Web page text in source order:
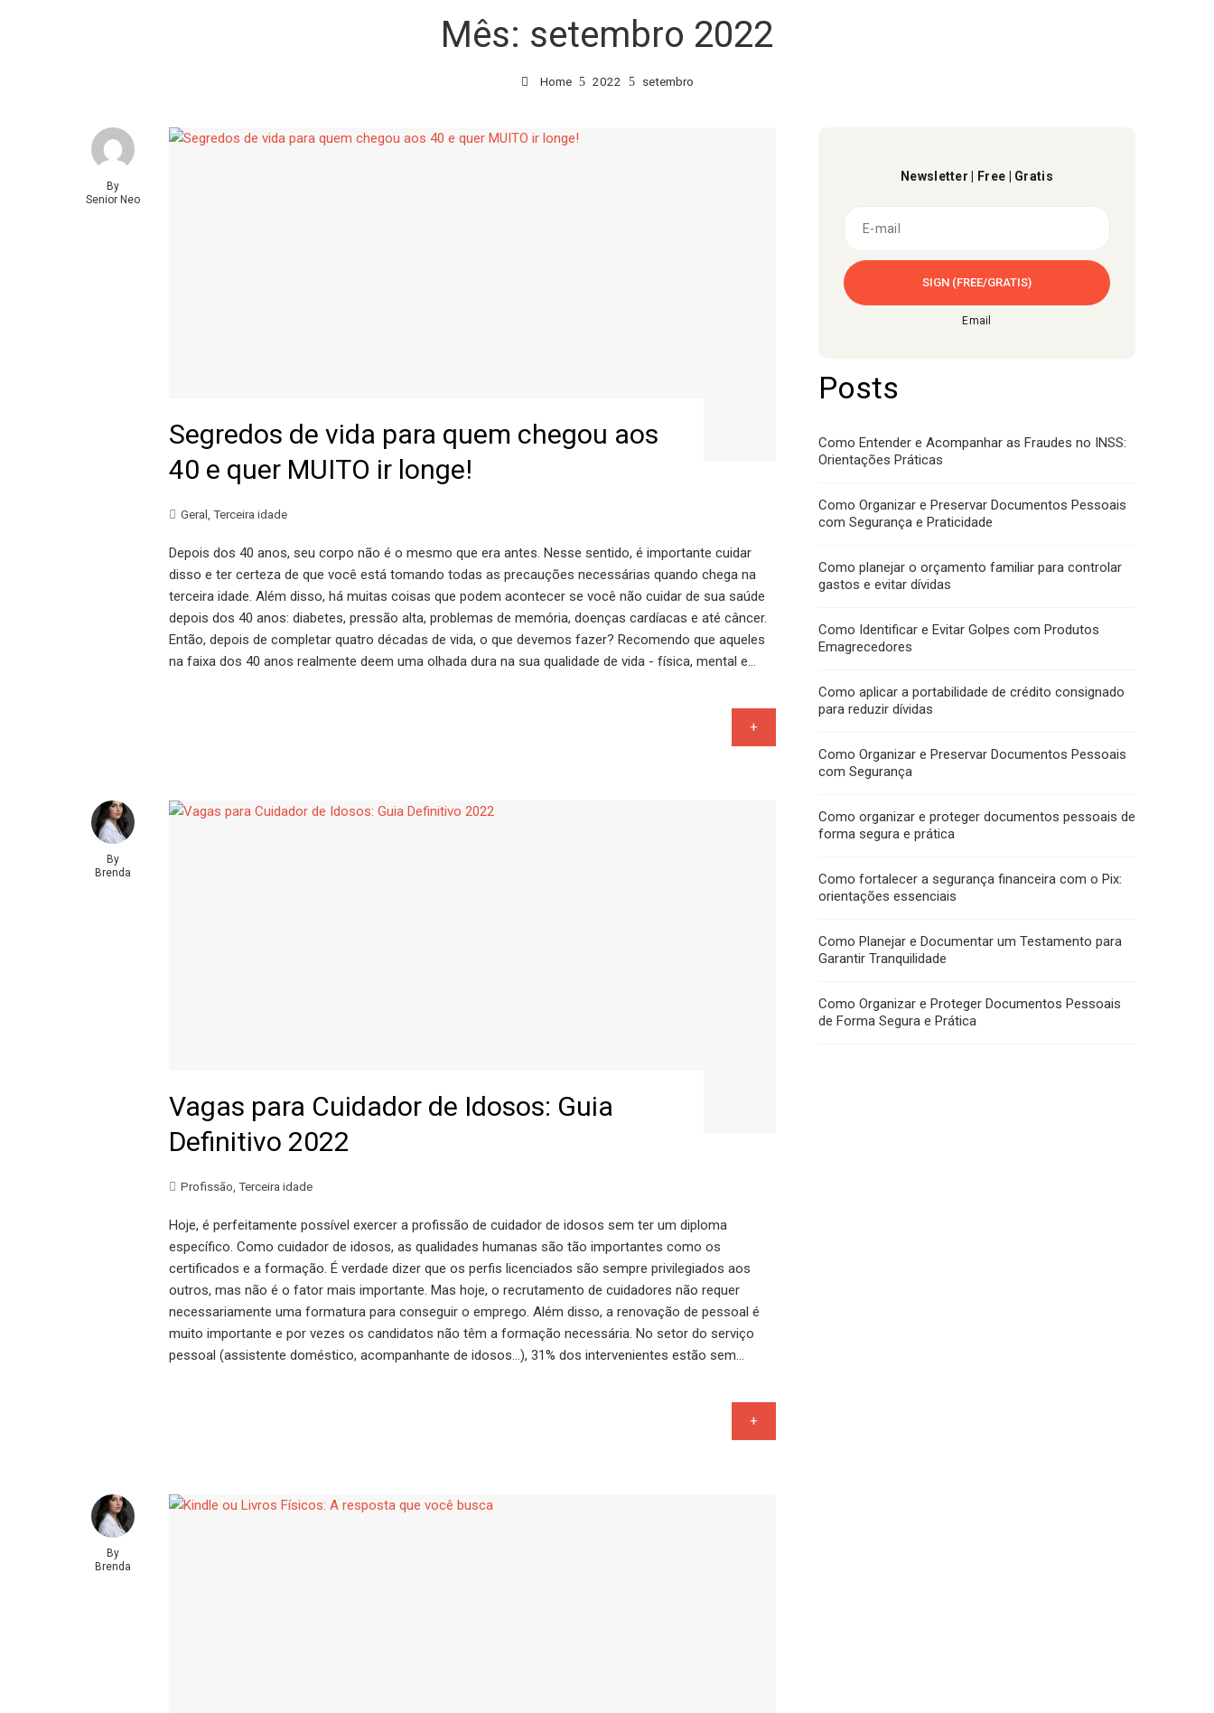
Mês: setembro 2022
Home 2022 setembro
By
Senior Neo
Segredos de vida para quem chegou aos
40 e quer MUITO ir longe!
Geral Terceira idade
Depois dos 40 anos, seu corpo não é o mesmo que era antes. Nesse sentido, é importante cuidar
disso e ter certeza de que você está tomando todas as precauções necessárias quando chega na
terceira idade. Além disso, há muitas coisas que podem acontecer se você não cuidar de sua saúde
depois dos 40 anos: diabetes, pressão alta, problemas de memória, doenças cardíacas e até câncer.
Então, depois de completar quatro décadas de vida, o que devemos fazer? Recomendo que aqueles
na faixa dos 40 anos realmente deem uma olhada dura na sua qualidade de vida - física, mental e…
+
By
Brenda
Vagas para Cuidador de Idosos: Guia
Definitivo 2022
Profissão, Terceira idade
Hoje, é perfeitamente possível exercer a profissão de cuidador de idosos sem ter um diploma
específico. Como cuidador de idosos, as qualidades humanas são tão importantes como os
certificados e a formação. É verdade dizer que os perfis licenciados são sempre privilegiados aos
outros, mas não é o fator mais importante. Mas hoje, o recrutamento de cuidadores não requer
necessariamente uma formatura para conseguir o emprego. Além disso, a renovação de pessoal é
muito importante e por vezes os candidatos não têm a formação necessária. No setor do serviço
pessoal (assistente doméstico, acompanhante de idosos...), 31% dos intervenientes estão sem…
+
By
Brenda
Newsletter | Free | Gratis
Email
Posts
Como Entender e Acompanhar as Fraudes no INSS:
Orientações Práticas
Como Organizar e Preservar Documentos Pessoais
com Segurança e Praticidade
Como planejar o orçamento familiar para controlar
gastos e evitar dívidas
Como Identificar e Evitar Golpes com Produtos
Emagrecedores
Como aplicar a portabilidade de crédito consignado
para reduzir dívidas
Como Organizar e Preservar Documentos Pessoais
com Segurança
Como organizar e proteger documentos pessoais de
forma segura e prática
Como fortalecer a segurança financeira com o Pix:
orientações essenciais
Como Planejar e Documentar um Testamento para
Garantir Tranquilidade
Como Organizar e Proteger Documentos Pessoais
de Forma Segura e Prática